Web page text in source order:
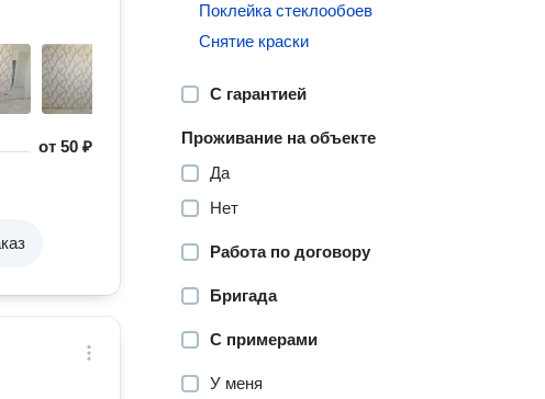
от50 ₽
Поклейка стеклообоев
Снятие краски
С гарантией
Проживание на объекте
Да
Нет
Работа по договору
Бригада
С примерами
У меня